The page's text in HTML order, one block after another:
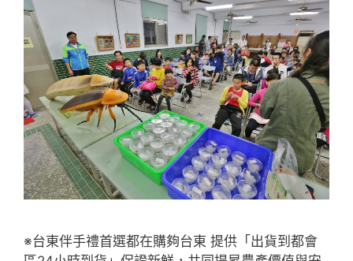
※台東伴手禮首選都在購夠台東 提供「出貨到都會